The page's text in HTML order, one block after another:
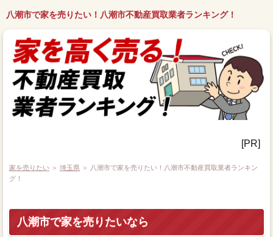
八潮市で家を売りたい！八潮市不動産買取業者ランキング！
[PR]
家を売りたい ＞ 埼玉県 ＞ 八潮市で家を売りたい！八潮市不動産買取業者ランキン
グ！
八潮市で家を売りたいなら